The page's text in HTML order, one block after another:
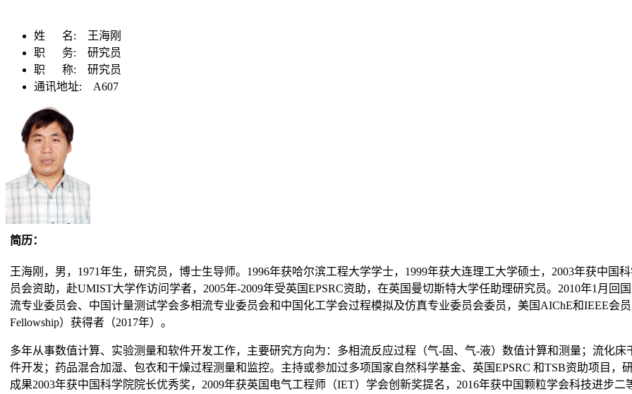
姓 名:
王海刚
职 务: 研究员
职 称: 研究员
通讯地址: A607
简历：
王海刚，男，1971年生，研究员，博士生导师。1996年获哈尔滨工程大学学士，1999年获大连理工大学硕士，2003年获中国
员会资助，赴UMIST大学作访问学者，2005年-2009年受英国EPSRC资助，在英国曼切斯特大学任助理研究员。2010年1月
流专业委员会、中国计量测试学会多相流专业委员会和中国化工学会过程模拟及仿真专业委员会委员，美国AIChE和IEEE会
Fellowship）获得者（2017年）。
多年从事数值计算、实验测量和软件开发工作，主要研究方向为：多相流反应过程（气-固、气-液）数值计算和测量；流化
件开发；药品混合加湿、包衣和干燥过程测量和监控。主持或参加过多项国家自然科学基金、英国EPSRC 和TSB资助项目
成果2003年获中国科学院院长优秀奖，2009年获英国电气工程师（IET）学会创新奖提名，2016年获中国颗粒学会科技进步二